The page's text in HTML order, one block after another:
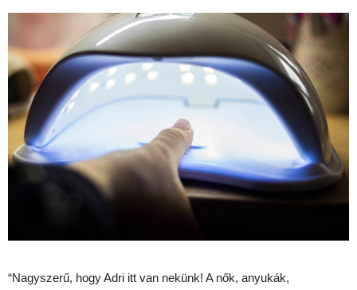
“Nagyszerű, hogy Adri itt van nekünk! A nők, anyukák,